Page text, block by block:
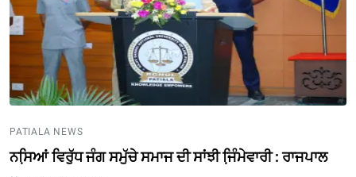
PATIALA NEWS
ਨਸਿ਼ਆਂ ਵਿਰੁੱਧ ਜੰਗ ਸਮੁੱਚੇ ਸਮਾਜ ਦੀ ਸਾਂਝੀ ਜਿ਼ੰਮੇਵਾਰੀ : ਰਾਜਪਾਲ